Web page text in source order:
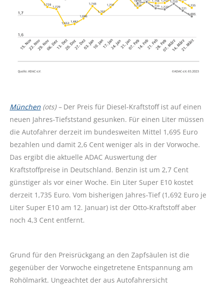
München (ots) – Der Preis für Diesel-Kraftstoff ist auf einen
neuen Jahres-Tiefststand gesunken. Für einen Liter müssen
die Autofahrer derzeit im bundesweiten Mittel 1,695 Euro
bezahlen und damit 2,6 Cent weniger als in der Vorwoche.
Das ergibt die aktuelle ADAC Auswertung der
Kraftstoffpreise in Deutschland. Benzin ist um 2,7 Cent
günstiger als vor einer Woche. Ein Liter Super E10 kostet
derzeit 1,735 Euro. Vom bisherigen Jahres-Tief (1,692 Euro je
Liter Super E10 am 12. Januar) ist der Otto-Kraftstoff aber
noch 4,3 Cent entfernt.
Grund für den Preisrückgang an den Zapfsäulen ist die
gegenüber der Vorwoche eingetretene Entspannung am
Rohölmarkt. Ungeachtet der aus Autofahrersicht